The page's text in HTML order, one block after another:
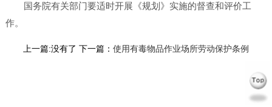
国务院有关部门要适时开展《规划》实施的督查和评价工
作。
上一篇:没有了 下一篇： 使用有毒物品作业场所劳动保护条例